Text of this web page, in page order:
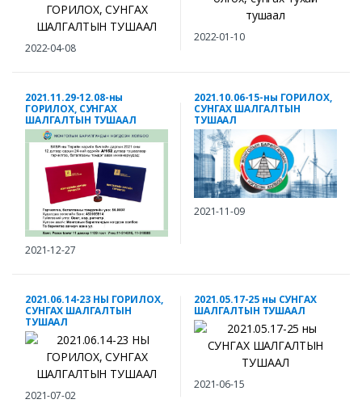
2022-04-08
2022-01-10
2021.11.29-12.08-ны
ГОРИЛОХ, СУНГАХ
ШАЛГАЛТЫН ТУШААЛ
2021-12-27
2021.10.06-15-ны ГОРИЛОХ,
СУНГАХ ШАЛГАЛТЫН
ТУШААЛ
2021-11-09
2021.06.14-23 НЫ ГОРИЛОХ,
СУНГАХ ШАЛГАЛТЫН
ТУШААЛ
2021-07-02
2021.05.17-25 ны СУНГАХ
ШАЛГАЛТЫН ТУШААЛ
2021-06-15